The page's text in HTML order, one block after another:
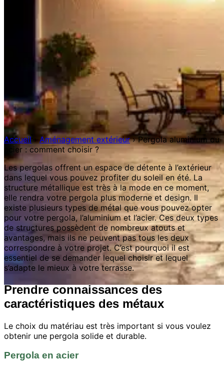
Accueil › Aménagement extérieur›Pergola aluminium ou
acier : comment choisir ?
Les pergolas offrent un espace de détente à l’extérieur
dans lequel vous pouvez profiter du soleil en été. La
structure métallique est très à la mode en ce moment,
elle rendra votre pergola plus moderne et design. Il
existe plusieurs types de métal que vous pouvez opter
pour votre pergola, l’aluminium et l’acier. Ces deux types
de structures possèdent de nombreux atouts et
avantages, mais ils ne peuvent pas tous les deux
correspondre à votre projet. C’est pourquoi il est
essentiel de se demander lequel choisir et lequel
s’adapte le mieux à votre terrasse.
Prendre connaissances des
caractéristiques des métaux
Le choix du matériau est très important si vous voulez
obtenir une pergola solide et durable.
Pergola en acier